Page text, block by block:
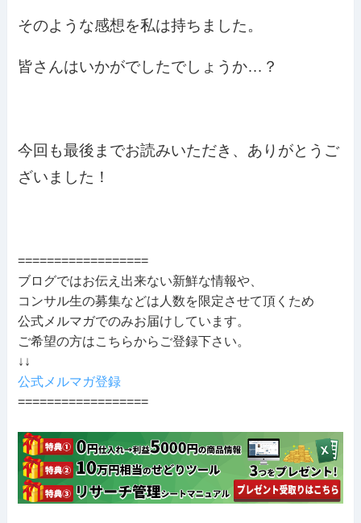
そのような感想を私は持ちました。
皆さんはいかがでしたでしょうか…？
今回も最後までお読みいただき、ありがとうご
ざいました！
==================
ブログではお伝え出来ない新鮮な情報や、
コンサル生の募集などは人数を限定させて頂くため
公式メルマガでのみお届けしています。
ご希望の方はこちらからご登録下さい。
↓↓
公式メルマガ登録
==================